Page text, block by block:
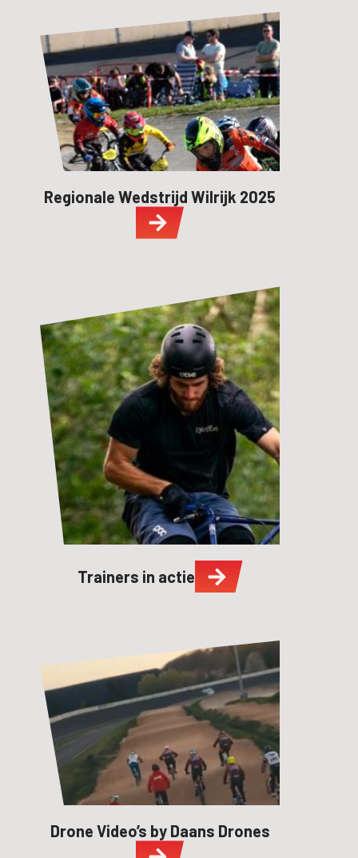
Regionale Wedstrijd Wilrijk 2025
Trainers in actie
Drone Video’s by Daans Drones